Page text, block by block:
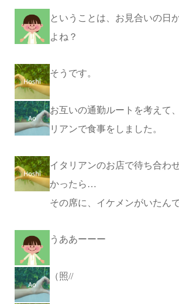
ということは、お見合いの日
よね？
そうです。
お互いの通勤ルートを考えて
リアンで食事をしました。
イタリアンのお店で待ち合わ
かったら…
その席に、イケメンがいたんで
うああーーー
（照//